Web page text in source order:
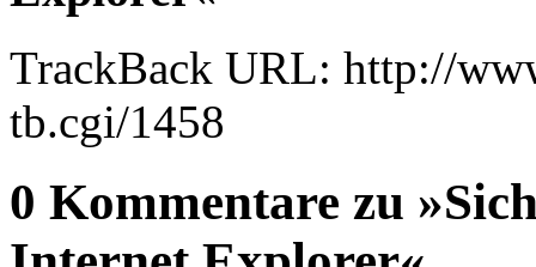
TrackBack URL: http://
tb.cgi/1458
0 Kommentare zu